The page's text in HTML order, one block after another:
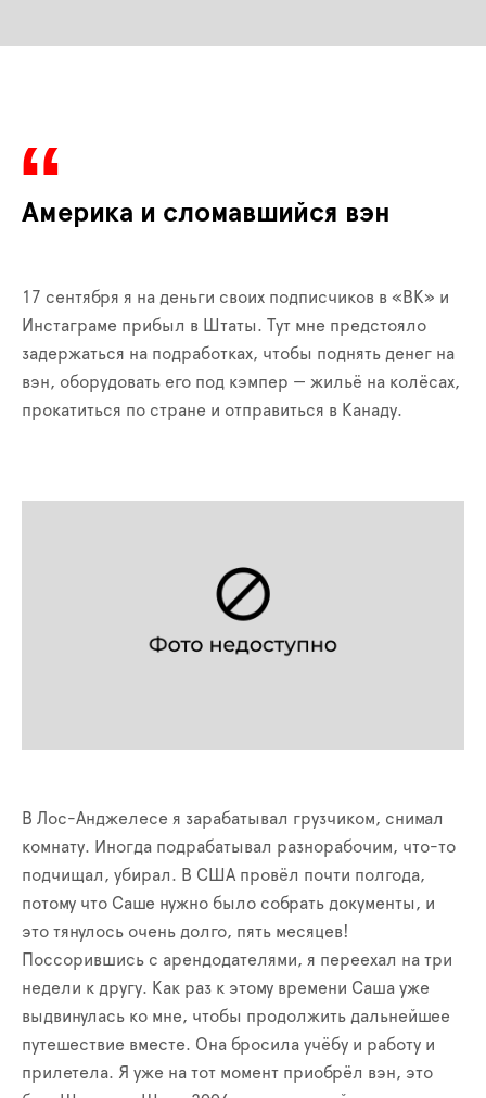
Америка и сломавшийся вэн
17 сентября я на деньги своих подписчиков в «ВК» и
Инстаграме прибыл в Штаты. Тут мне предстояло
задержаться на подработках, чтобы поднять денег на
вэн, оборудовать его под кэмпер — жильё на колёсах,
прокатиться по стране и отправиться в Канаду.
В Лос-Анджелесе я зарабатывал грузчиком, снимал
комнату. Иногда подрабатывал разнорабочим, что-то
подчищал, убирал. В США провёл почти полгода,
потому что Саше нужно было собрать документы, и
это тянулось очень долго, пять месяцев!
Поссорившись с арендодателями, я переехал на три
недели к другу. Как раз к этому времени Саша уже
выдвинулась ко мне, чтобы продолжить дальнейшее
путешествие вместе. Она бросила учёбу и работу и
прилетела. Я уже на тот момент приобрёл вэн, это